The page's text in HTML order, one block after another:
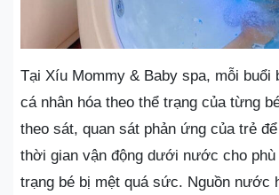
Tại Xíu Mommy & Baby spa, mỗi buổi
cá nhân hóa theo thể trạng của từng
theo sát, quan sát phản ứng của trẻ
thời gian vận động dưới nước cho
trạng bé bị mệt quá sức. Nguồn nước